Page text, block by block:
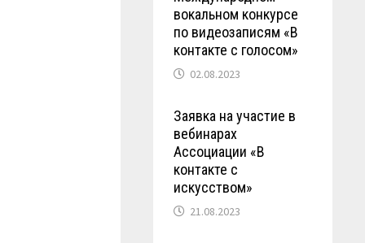
вокальном конкурсе
по видеозаписям «В
контакте с голосом»
02.08.2023
Заявка на участие в
вебинарах
Ассоциации «В
контакте с
искусством»
21.08.2023